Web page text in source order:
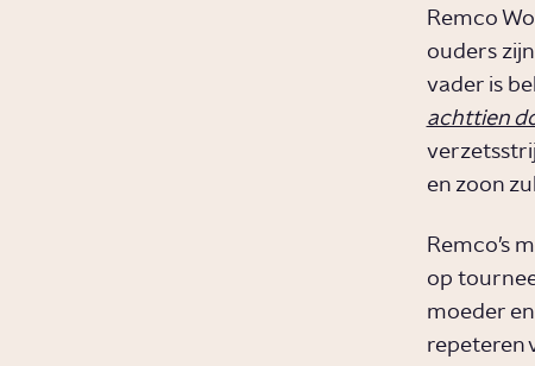
Remco
ouders
vader is
achttien
en zoon
Remco’s
op
moeder
repeteren